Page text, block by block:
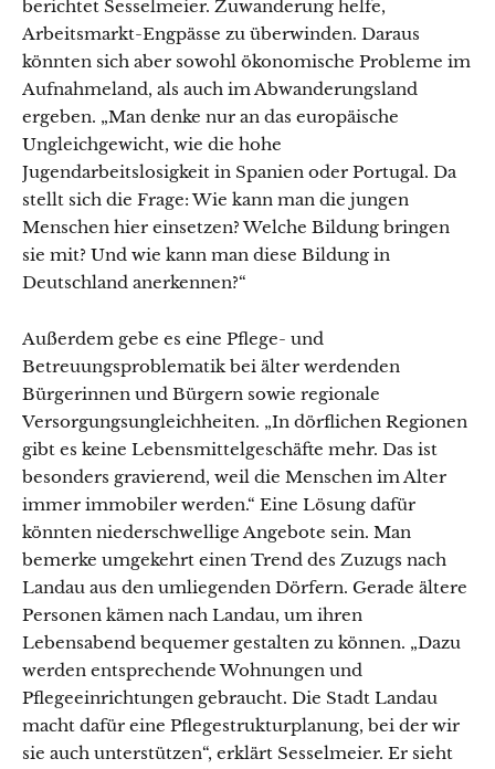
berichtet Sesselmeier. Zuwanderung helfe,
Arbeitsmarkt-Engpässe zu überwinden. Daraus
könnten sich aber sowohl ökonomische Probleme im
Aufnahmeland, als auch im Abwanderungsland
ergeben. „Man denke nur an das europäische
Ungleichgewicht, wie die hohe
Jugendarbeitslosigkeit in Spanien oder Portugal. Da
stellt sich die Frage: Wie kann man die jungen
Menschen hier einsetzen? Welche Bildung bringen
sie mit? Und wie kann man diese Bildung in
Deutschland anerkennen?“
Außerdem gebe es eine Pflege- und
Betreuungsproblematik bei älter werdenden
Bürgerinnen und Bürgern sowie regionale
Versorgungsungleichheiten. „In dörflichen Regionen
gibt es keine Lebensmittelgeschäfte mehr. Das ist
besonders gravierend, weil die Menschen im Alter
immer immobiler werden.“ Eine Lösung dafür
könnten niederschwellige Angebote sein. Man
bemerke umgekehrt einen Trend des Zuzugs nach
Landau aus den umliegenden Dörfern. Gerade ältere
Personen kämen nach Landau, um ihren
Lebensabend bequemer gestalten zu können. „Dazu
werden entsprechende Wohnungen und
Pflegeeinrichtungen gebraucht. Die Stadt Landau
macht dafür eine Pflegestrukturplanung, bei der wir
sie auch unterstützen“, erklärt Sesselmeier. Er sieht